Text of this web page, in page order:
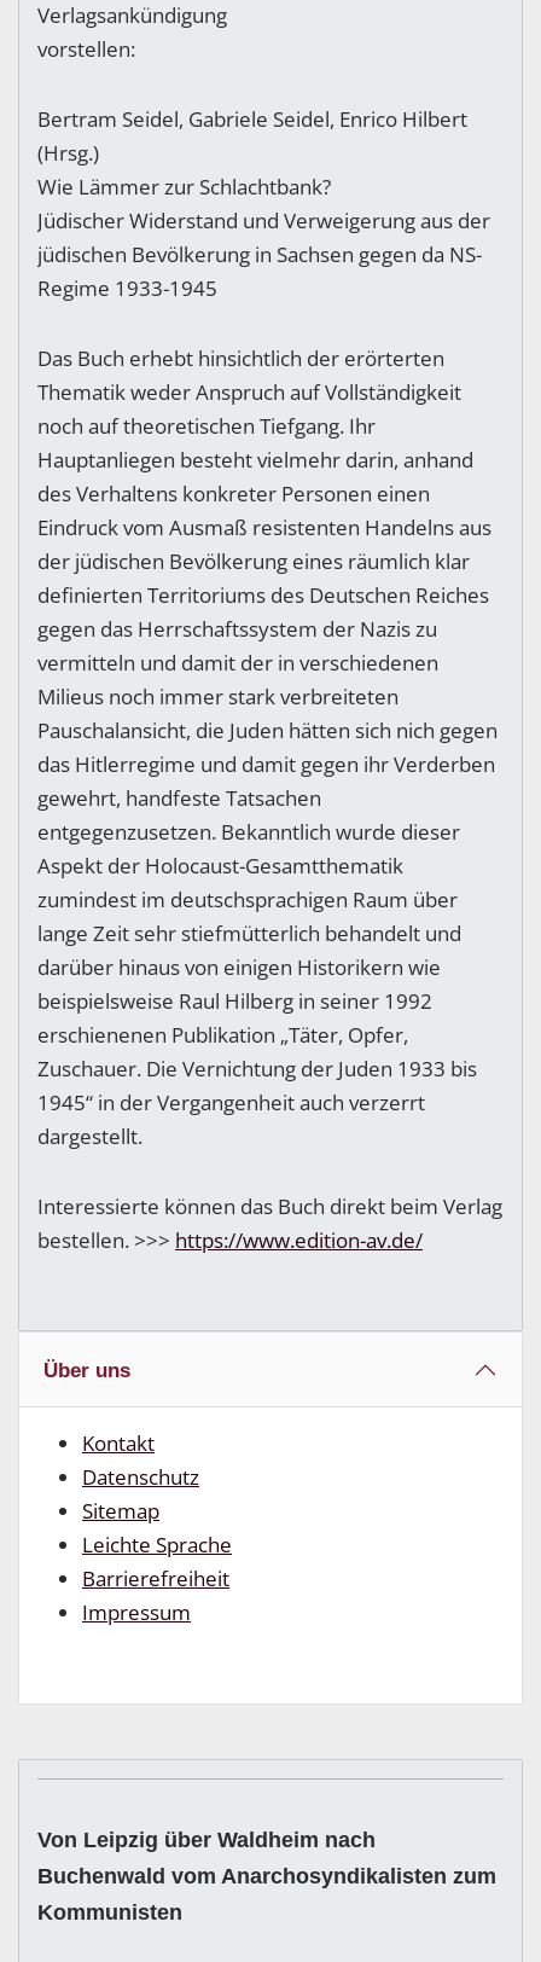
Verlagsankündigung
vorstellen:
Bertram Seidel, Gabriele Seidel, Enrico Hilbert
(Hrsg.)
Wie Lämmer zur Schlachtbank?
Jüdischer Widerstand und Verweigerung aus der
jüdischen Bevölkerung in Sachsen gegen da NS-
Regime 1933-1945
Das Buch erhebt hinsichtlich der erörterten
Thematik weder Anspruch auf Vollständigkeit
noch auf theoretischen Tiefgang. Ihr
Hauptanliegen besteht vielmehr darin, anhand
des Verhaltens konkreter Personen einen
Eindruck vom Ausmaß resistenten Handelns aus
der jüdischen Bevölkerung eines räumlich klar
definierten Territoriums des Deutschen Reiches
gegen das Herrschaftssystem der Nazis zu
vermitteln und damit der in verschiedenen
Milieus noch immer stark verbreiteten
Pauschalansicht, die Juden hätten sich nich gegen
das Hitlerregime und damit gegen ihr Verderben
gewehrt, handfeste Tatsachen
entgegenzusetzen. Bekanntlich wurde dieser
Aspekt der Holocaust-Gesamtthematik
zumindest im deutschsprachigen Raum über
lange Zeit sehr stiefmütterlich behandelt und
darüber hinaus von einigen Historikern wie
beispielsweise Raul Hilberg in seiner 1992
erschienenen Publikation „Täter, Opfer,
Zuschauer. Die Vernichtung der Juden 1933 bis
1945“ in der Vergangenheit auch verzerrt
dargestellt.
Interessierte können das Buch direkt beim Verlag
bestellen. >>> https://www.edition-av.de/
Über uns
Kontakt
Datenschutz
Sitemap
Leichte Sprache
Barrierefreiheit
Impressum
Von Leipzig über Waldheim nach
Buchenwald vom Anarchosyndikalisten zum
Kommunisten